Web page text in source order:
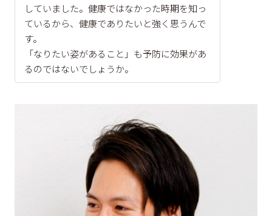
していました。健康ではなかった時期を知っ
ているから、健康でありたいと強く思うんで
す。
「なりたい姿があること」も予防に効果があ
るのではないでしょうか。